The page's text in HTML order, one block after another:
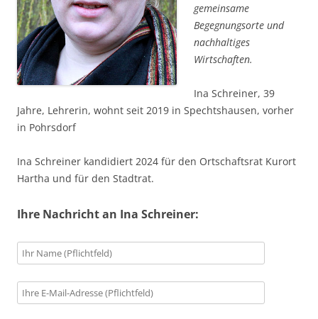
gemeinsame
Begegnungsorte und
nachhaltiges
Wirtschaften.
Ina Schreiner, 39
Jahre, Lehrerin, wohnt seit 2019 in Spechtshausen, vorher
in Pohrsdorf
Ina Schreiner kandidiert 2024 für den Ortschaftsrat Kurort
Hartha und für den Stadtrat.
Ihre Nachricht an Ina Schreiner: